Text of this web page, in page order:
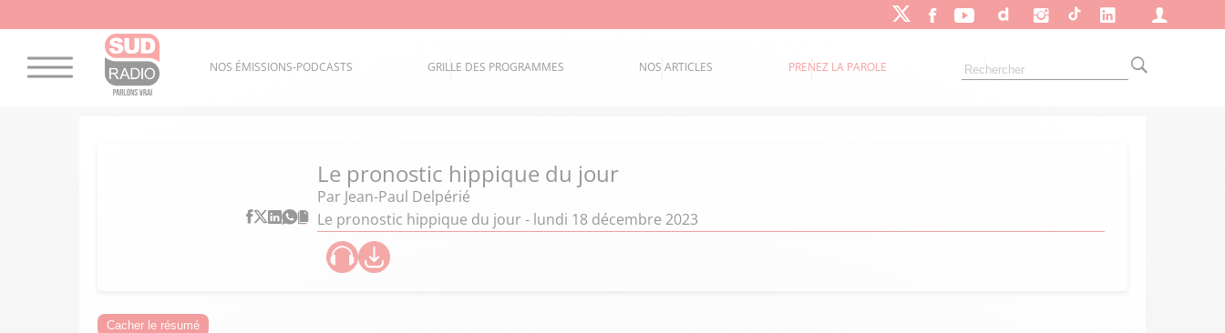
NOS ÉMISSIONS-PODCASTS GRILLE DES PROGRAMMES NOS ARTICLES PRENEZ LA PAROLE
Le pronostic hippique du jour
Par Jean-Paul Delpérié
Le pronostic hippique du jour - lundi 18 décembre 2023
Cacher le résumé